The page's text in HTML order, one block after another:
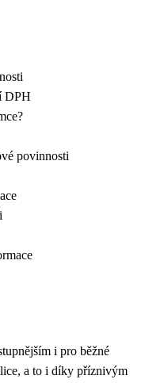
DPH
povinnosti
i pro běžné
a to i díky příznivým